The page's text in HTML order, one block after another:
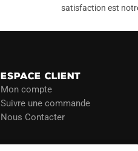
peuvent
satisfaction est
ESPACE CLIENT
Mon compte
Suivre une commande
Nous Contacter